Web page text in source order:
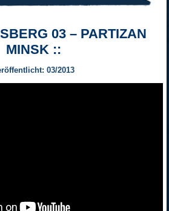
03 – PARTIZAN
MINSK ::
03/2013